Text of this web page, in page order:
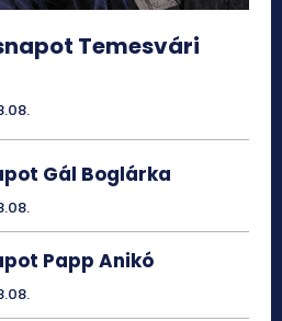
Temesvári
Gál Boglárka
Papp Anikó